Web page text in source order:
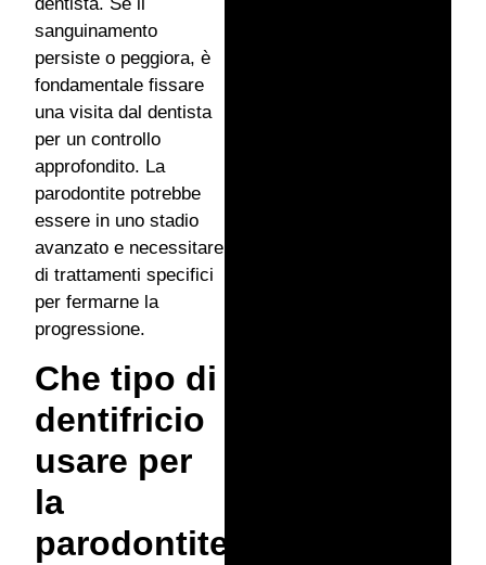
sanguinamento
persiste o peggiora, è
fondamentale fissare
una visita dal dentista
per un controllo
approfondito. La
parodontite potrebbe
essere in uno stadio
avanzato e necessitare
di trattamenti specifici
per fermarne la
progressione.
Che tipo di
dentifricio
usare per
la
parodontite?